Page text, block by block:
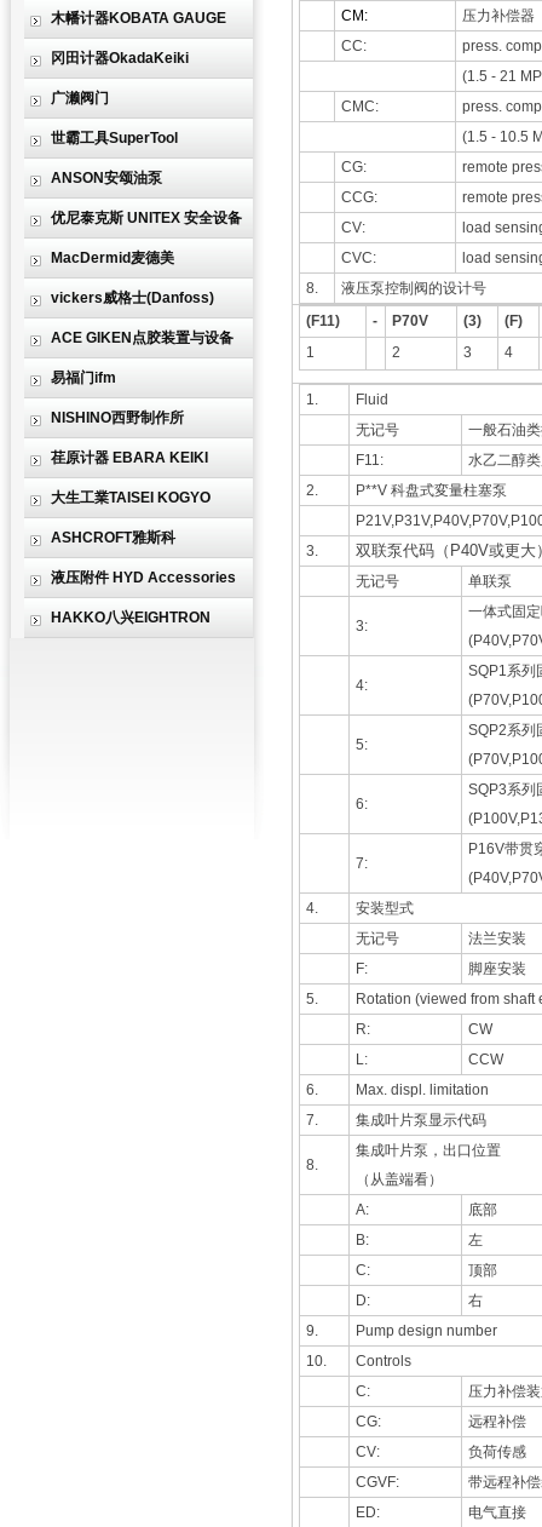
木幡计器KOBATA GAUGE
冈田计器OkadaKeiki
广濑阀门
世霸工具SuperTool
ANSON安颂油泵
优尼泰克斯 UNITEX 安全设备
MacDermid麦德美
vickers威格士(Danfoss)
ACE GIKEN点胶装置与设备
易福门ifm
NISHINO西野制作所
荏原计器 EBARA KEIKI
大生工業TAISEI KOGYO
ASHCROFT雅斯科
液压附件 HYD Accessories
HAKKO八兴EIGHTRON
CM:
压力补偿器
CC:
press.
(1.5 - 21
CMC:
press.
(1.5 - 10.5
CG:
remote
CCG:
remote
CV:
load
CVC:
load
8.
液压泵控制阀的设计号
(F11)
- P70V (3)
(F)
1
2 3 4
1.
Fluid
无记号
一般石油
F11:
水乙二醇
2.
P**V 科盘式変量柱塞泵
3.
双联泵代码（P40V或更大
无记号 单联泵
3:
一体式固
4:
SQP1系列
5:
SQP2系列
6:
SQP3系列
7:
P16V带贯
4.
安装型式
无记号
法兰安装
F:
脚座安装
5.
Rotation (viewed from shaft
R:
CW
L:
CCW
6.
Max. displ. limitation
7.
集成叶片泵显示代码
8.
集成叶片泵，出口位置
（从盖端看）
A:
底部
B:
左
C:
顶部
D:
右
9.
Pump design number
10.
Controls
C:
压力补偿
CG:
远程补偿
CV:
负荷传感
CGVF:
带远程补
ED:
电气直接